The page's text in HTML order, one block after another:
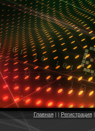
Главная| | Регистрация|